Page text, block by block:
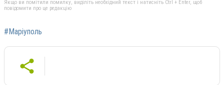
Якщо ви помітили помилку, виділіть необхідний текст і натисніть Ctrl + Enter, щоб
повідомити про це редакцію
#Маріуполь